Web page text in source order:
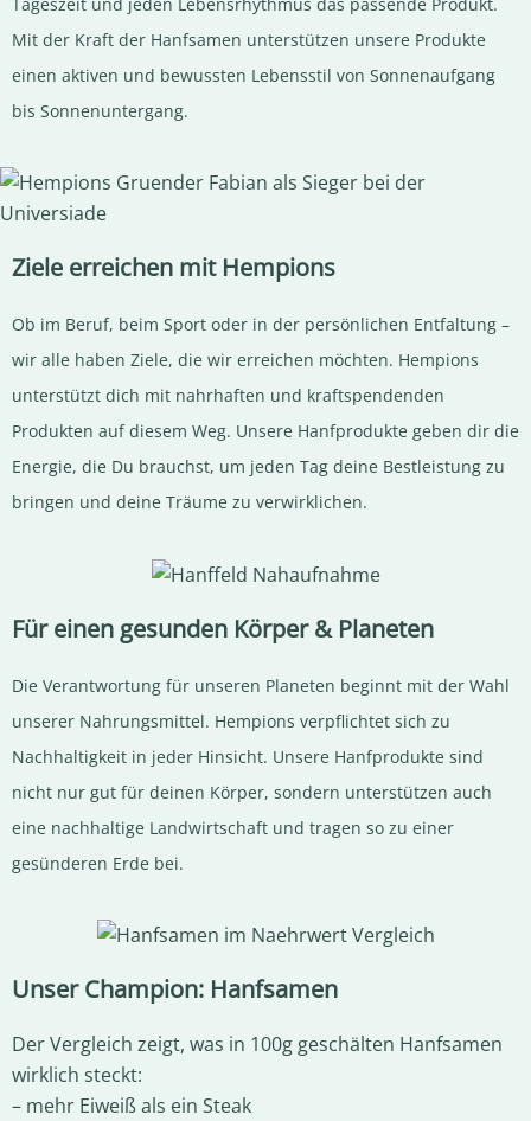
Mit der Kraft der Hanfsamen unterstützen unsere Produkte
einen aktiven und bewussten Lebensstil von Sonnenaufgang
bis Sonnenuntergang.
Ziele erreichen mit Hempions
Ob im Beruf, beim Sport oder in der persönlichen Entfaltung –
wir alle haben Ziele, die wir erreichen möchten. Hempions
unterstützt dich mit nahrhaften und kraftspendenden
Produkten auf diesem Weg. Unsere Hanfprodukte geben dir die
Energie, die Du brauchst, um jeden Tag deine Bestleistung zu
bringen und deine Träume zu verwirklichen.
Für einen gesunden Körper & Planeten
Die Verantwortung für unseren Planeten beginnt mit der Wahl
unserer Nahrungsmittel. Hempions verpflichtet sich zu
Nachhaltigkeit in jeder Hinsicht. Unsere Hanfprodukte sind
nicht nur gut für deinen Körper, sondern unterstützen auch
eine nachhaltige Landwirtschaft und tragen so zu einer
gesünderen Erde bei.
Unser Champion: Hanfsamen
Der Vergleich zeigt, was in 100g geschälten Hanfsamen
wirklich steckt:
– mehr Eiweiß als ein Steak